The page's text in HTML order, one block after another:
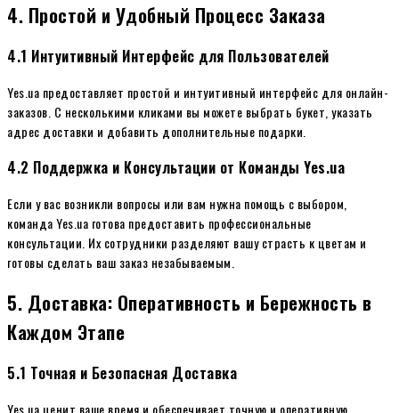
4. Простой и Удобный Процесс Заказа
4.1 Интуитивный Интерфейс для Пользователей
Yes.ua предоставляет простой и интуитивный интерфейс для онлайн-
заказов. С несколькими кликами вы можете выбрать букет, указать
адрес доставки и добавить дополнительные подарки.
4.2 Поддержка и Консультации от Команды Yes.ua
Если у вас возникли вопросы или вам нужна помощь с выбором,
команда Yes.ua готова предоставить профессиональные
консультации. Их сотрудники разделяют вашу страсть к цветам и
готовы сделать ваш заказ незабываемым.
5. Доставка: Оперативность и Бережность в
Каждом Этапе
5.1 Точная и Безопасная Доставка
Yes.ua ценит ваше время и обеспечивает точную и оперативную